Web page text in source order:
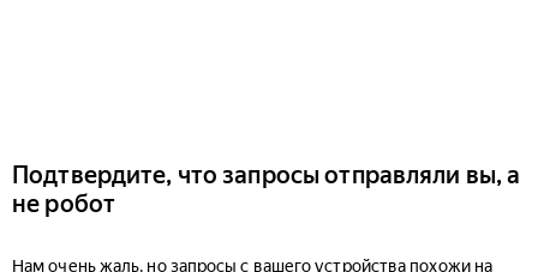
Подтвердите, что запросы отправляли вы, а
не робот
Нам очень жаль, но запросы с вашего устройства похожи на